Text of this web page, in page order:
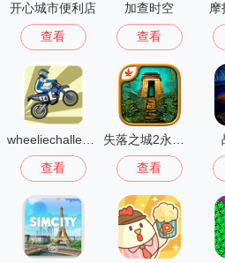
开心城市便利店
查看
加查时空
查看
摩
wheeliechallenge改鬼火
查看
失落之城2永恒之谜
查看